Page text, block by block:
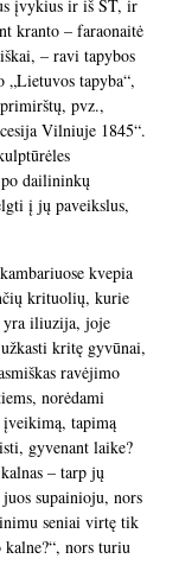
įvykius ir iš ST, ir
kranto – faraonaitė
– ravi tapybos
„Lietuvos tapyba“,
pvz.,
Vilniuje 1845“.
dailininkų
į jų paveikslus,
kvepia
krituolių, kurie
yra iliuzija, joje
kritę gyvūnai,
ravėjimo
norėdami
įveikimą, tapimą
gyvenant laike?
– tarp jų
supainioju, nors
seniai virtę tik
nors turiu